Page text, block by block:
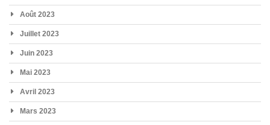
Août 2023
Juillet 2023
Juin 2023
Mai 2023
Avril 2023
Mars 2023